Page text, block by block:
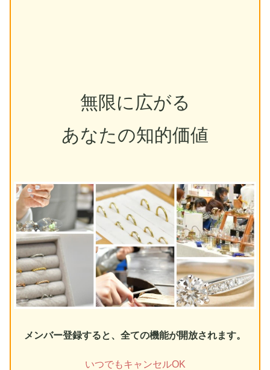
無限に広がる
あなたの知的価値
メンバー登録すると、全ての機能が開放されます。
いつでもキャンセルOK